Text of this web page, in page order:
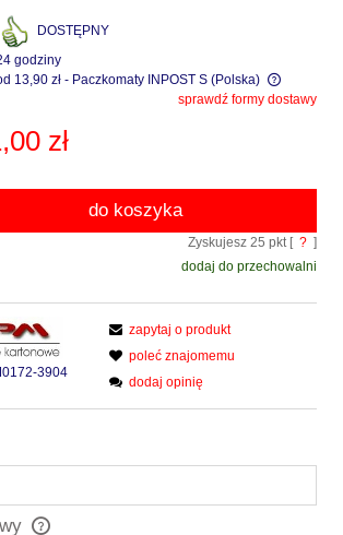
DOSTĘPNY
godziny
13,90 zł - Paczkomaty INPOST S (Polska)
ewentualnych kosztów płatnościsprawdź formy dostawy
zł
do koszyka
Zyskujesz 25 pkt [ ? ]
dodaj do przechowalni
3904
zapytaj o produkt
poleć znajomemu
dodaj opinię